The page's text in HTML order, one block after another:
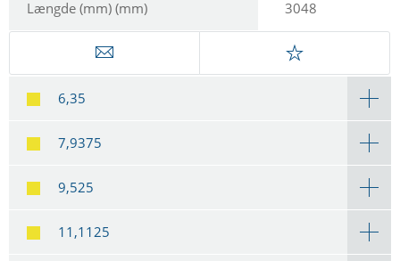
Længde (mm) (mm) 3048
6,35
7,9375
9,525
11,1125